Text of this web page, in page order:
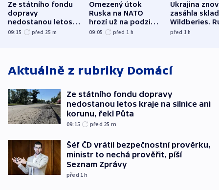
Ze státního fondu
dopravy
nedostanou letos
kraje na silnice ani
09:15 před 25 m
Omezený útok
Ruska na NATO
hrozí už na podzim,
varují tajné služby
09:05 před 1 h
Ukrajina
zasáhla
Wildberies.
útočili v
před 1h
Aktuálně z rubriky Domácí
Ze státního fondu dopravy
nedostanou letos kraje na silnice ani
korunu, řekl Půta
09:15 před 25 m
Šéf ČD vrátil bezpečnostní prověrku,
ministr to nechá prověřit, píší
Seznam Zprávy
před 1h